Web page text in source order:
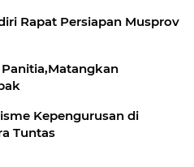
Rapat Persiapan Musprov
Panitia,Matangkan
Kepengurusan di
Tuntas